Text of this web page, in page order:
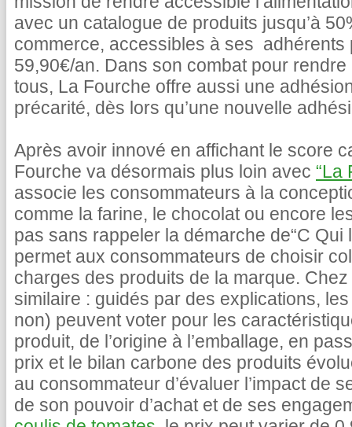
avec un catalogue de produits jusqu’à
commerce, accessibles à ses adhérents
59,90€/an. Dans son combat pour
tous, La Fourche offre aussi une
précarité, dès lors qu’une nouvelle
Après avoir innové en affichant le score
Fourche va désormais plus loin avec “La
associe les consommateurs à la
comme la farine, le chocolat ou encore
pas sans rappeler la démarche de“C Qui
permet aux consommateurs de choisir
charges des produits de la marque.
similaire : guidés par des explications,
non) peuvent voter pour les
produit, de l’origine à l’emballage, en
prix et le bilan carbone des produits
au consommateur d’évaluer l’impact de
de son pouvoir d’achat et de ses